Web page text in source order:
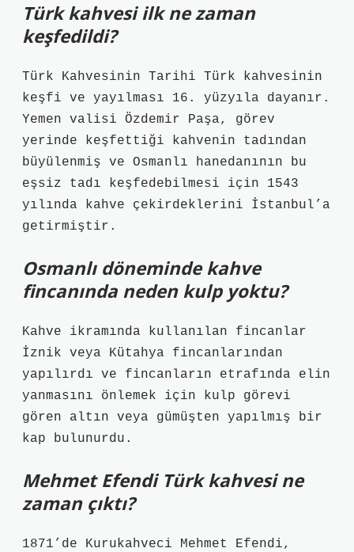
Türk kahvesi ilk ne zaman
keşfedildi?
Türk Kahvesinin Tarihi Türk kahvesinin
keşfi ve yayılması 16. yüzyıla dayanır.
Yemen valisi Özdemir Paşa, görev
yerinde keşfettiği kahvenin tadından
büyülenmiş ve Osmanlı hanedanının bu
eşsiz tadı keşfedebilmesi için 1543
yılında kahve çekirdeklerini İstanbul’a
getirmiştir.
Osmanlı döneminde kahve
fincanında neden kulp yoktu?
Kahve ikramında kullanılan fincanlar
İznik veya Kütahya fincanlarından
yapılırdı ve fincanların etrafında elin
yanmasını önlemek için kulp görevi
gören altın veya gümüşten yapılmış bir
kap bulunurdu.
Mehmet Efendi Türk kahvesi ne
zaman çıktı?
1871’de Kurukahveci Mehmet Efendi,